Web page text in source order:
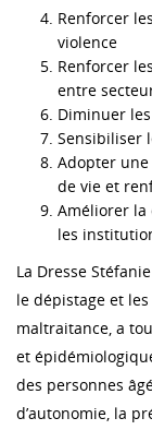
Renforcer
violence
Renforcer
entre
Diminuer
Sensibiliser
Adopter
de vie et
Améliorer la
les
La Dresse
le dépistage et
maltraitance, a
et
des personnes
d’autonomie, la